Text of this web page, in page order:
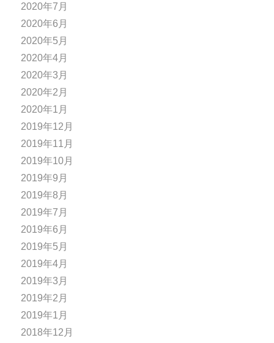
2020年7月
2020年6月
2020年5月
2020年4月
2020年3月
2020年2月
2020年1月
2019年12月
2019年11月
2019年10月
2019年9月
2019年8月
2019年7月
2019年6月
2019年5月
2019年4月
2019年3月
2019年2月
2019年1月
2018年12月